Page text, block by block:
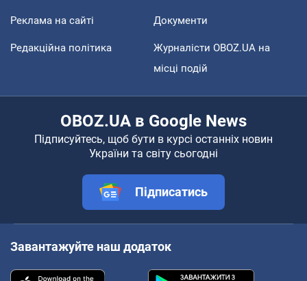
Реклама на сайті Документи
Редакційна політика
Журналісти OBOZ.UA на
місці подій
OBOZ.UA в Google News
Підписуйтесь, щоб бути в курсі останніх новин
України та світу сьогодні
Підписатись
Завантажуйте наш додаток